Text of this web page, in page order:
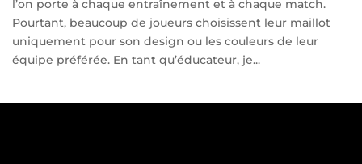
l’on porte à chaque entraînement et à chaque match.
Pourtant, beaucoup de joueurs choisissent leur maillot
uniquement pour son design ou les couleurs de leur
équipe préférée. En tant qu’éducateur, je...